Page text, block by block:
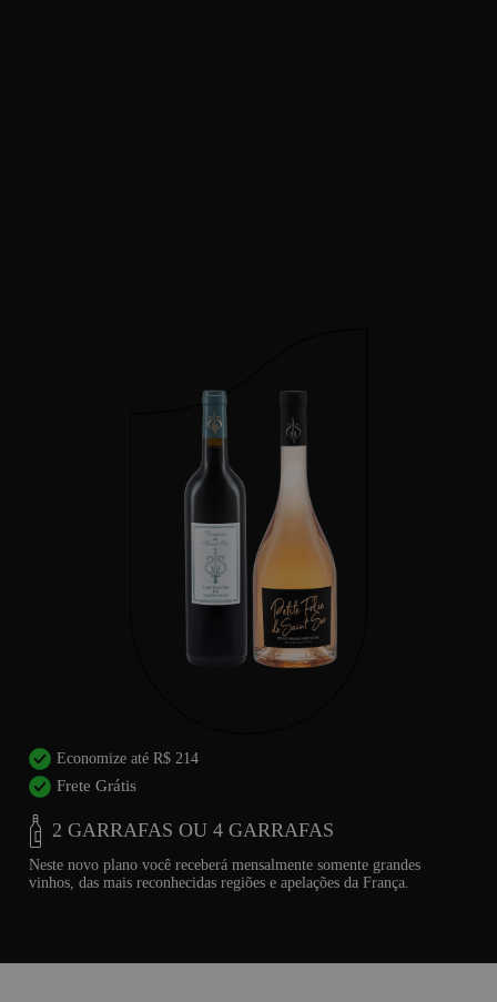
Economize até R$ 214
Frete Grátis
2 GARRAFAS OU 4 GARRAFAS
Neste novo plano você receberá mensalmente somente grandes
vinhos, das mais reconhecidas regiões e apelações da França.